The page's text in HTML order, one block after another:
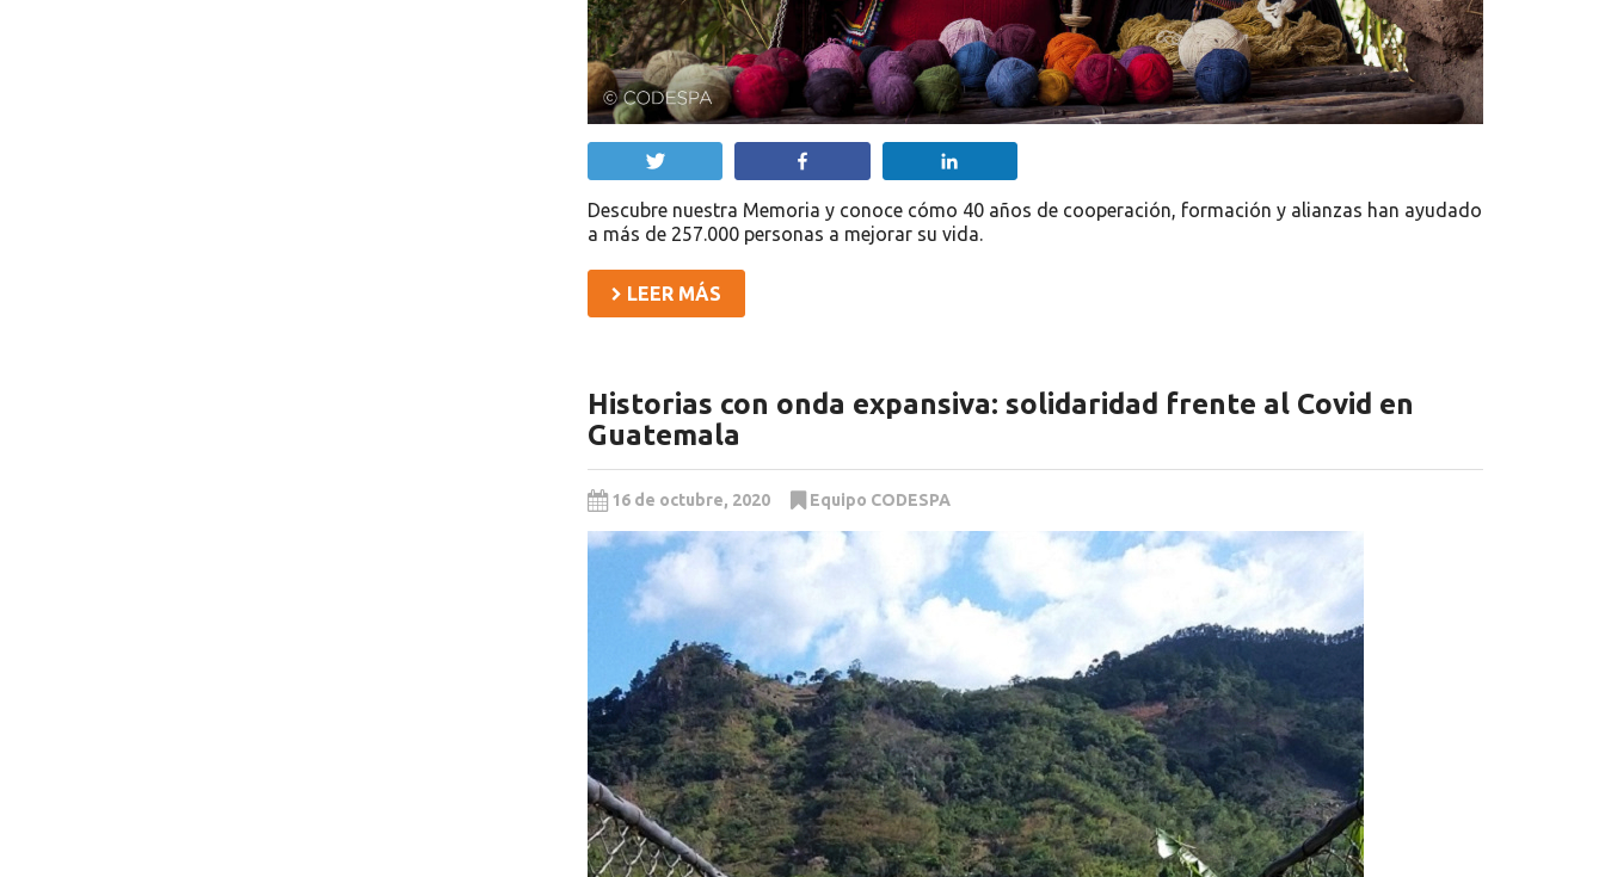
Descubre nuestra Memoria y conoce cómo 40 años de cooperación, formación y alianzas han ayudado
a más de 257.000 personas a mejorar su vida.
LEER MÁS
Historias con onda expansiva: solidaridad frente al Covid en
Guatemala
16 de octubre, 2020 Equipo CODESPA